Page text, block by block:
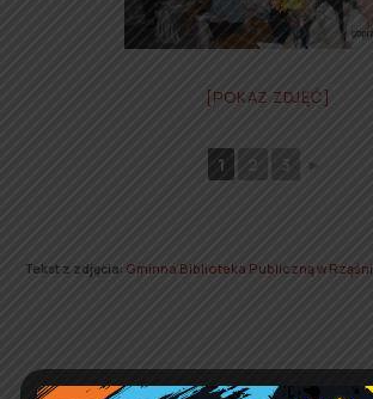
[POKAZ ZDJĘĆ]
1 2 3 ►
Tekst z zdjęcia: Gminna Biblioteka Publiczną w Rząśni